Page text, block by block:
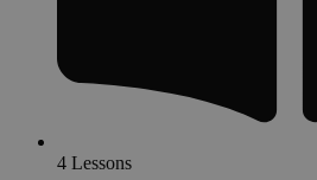
4 Lessons